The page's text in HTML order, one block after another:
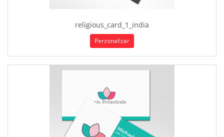
religious_card_1_india
Perzonalizar